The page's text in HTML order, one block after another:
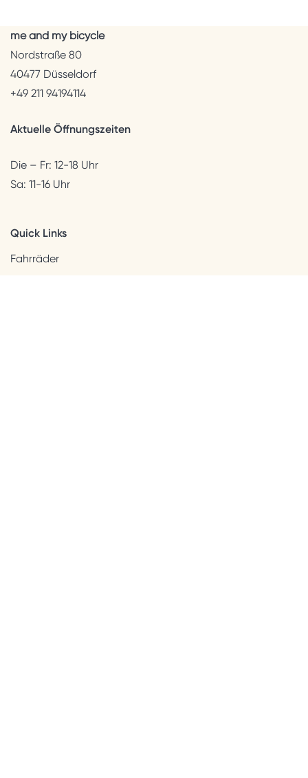
me and my bicycle
Nordstraße 80
40477 Düsseldorf
+49 211 94194114
Aktuelle Öffnungszeiten
Die – Fr: 12-18 Uhr
Sa: 11-16 Uhr
Quick Links
Fahrräder